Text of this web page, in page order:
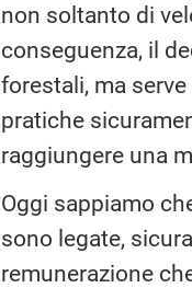
non soltanto di
conseguenza, il
forestali, ma
pratiche
raggiungere una
Oggi sappiamo
sono legate,
remunerazione